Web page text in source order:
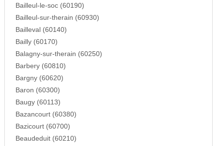
Bailleul-le-soc (60190)
Bailleul-sur-therain (60930)
Bailleval (60140)
Bailly (60170)
Balagny-sur-therain (60250)
Barbery (60810)
Bargny (60620)
Baron (60300)
Baugy (60113)
Bazancourt (60380)
Bazicourt (60700)
Beaudeduit (60210)